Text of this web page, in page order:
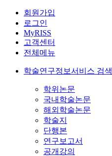
회원가입
로그인
MyRISS
고객센터
전체메뉴
학술연구정보서비스 검색
학위논문
국내학술논문
해외학술논문
학술지
단행본
연구보고서
공개강의